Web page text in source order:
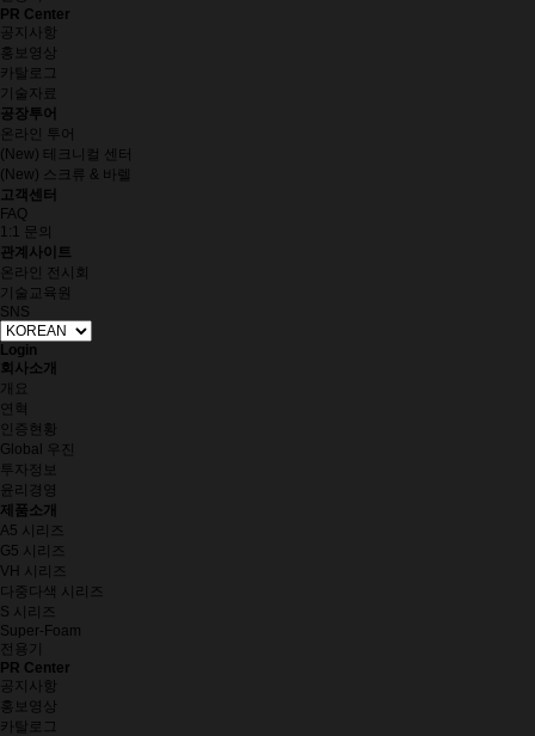
PR Center
공지사항
홍보영상
카탈로그
기술자료
공장투어
온라인 투어
(New) 테크니컬 센터
(New) 스크류 & 바렐
고객센터
FAQ
1:1 문의
관계사이트
온라인 전시회
기술교육원
SNS
Login
회사소개
개요
연혁
인증현황
Global 우진
투자정보
윤리경영
제품소개
A5 시리즈
G5 시리즈
VH 시리즈
다중다색 시리즈
S 시리즈
Super-Foam
전용기
PR Center
공지사항
홍보영상
카탈로그